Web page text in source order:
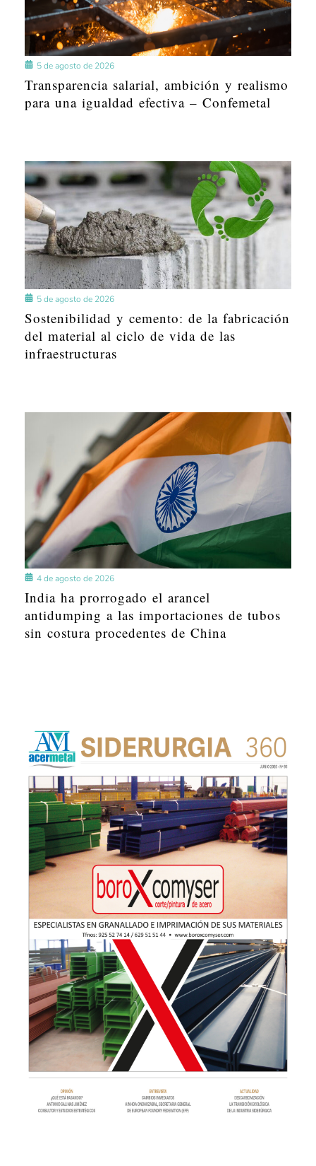
5 de agosto de 2026
Transparencia salarial, ambición y realismo
para una igualdad efectiva – Confemetal
5 de agosto de 2026
Sostenibilidad y cemento: de la fabricación
del material al ciclo de vida de las
infraestructuras
4 de agosto de 2026
India ha prorrogado el arancel
antidumping a las importaciones de tubos
sin costura procedentes de China